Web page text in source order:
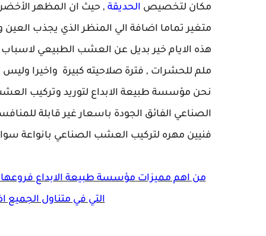
مكان لتخصيص الحديقة , حيث ان المظهر
متغير تماما اضافة الي المنظر الذي يجذب
هذه الايام خير بديل عن العشب الطبيعي لاسباب
ملم للحشرات , فترة صلاحيته كبيرة واخيرا
نحن مؤسسة طبيعة الابداع لتوريد وتركيب
الصناعي الفائق الجودة باسعار غير قابلة
فنيين مهره لتركيب العشب الصناعي بانواعة
من اهم مميزات مؤسسة طبيعة الابداع فروعها
التي في متناول الجميع